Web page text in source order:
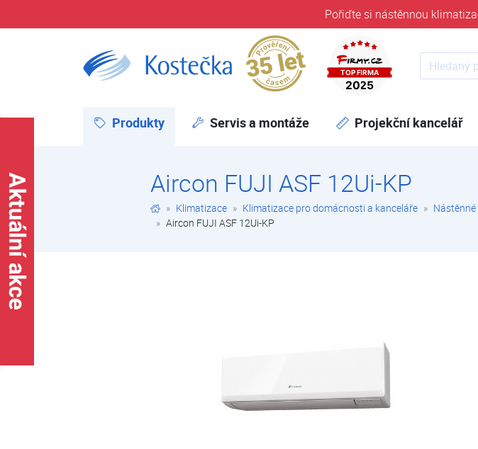
Pořiďte si nástěnnou
Prověřeni časem 32 let
Prohledat
Produkty (aktuální)Servis a montáže Projekční kancelář
Aircon FUJI ASF 12Ui-KP
Klimatizace Klimatizace pro domácnosti a kanceláře
Aircon FUJI ASF 12Ui-KP